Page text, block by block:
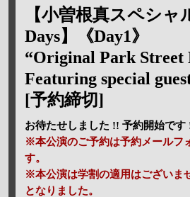
【小曽根真スペシャ
Days】《Day1》
“Original Park Street
Featuring special
[予約締切]
お待たせしました !! 予約開始です
※本公演のご予約は予約メールフ
す。
※本公演は学割の適用はございま
となりました。